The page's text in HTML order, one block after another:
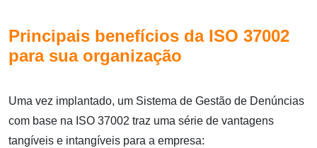
Principais benefícios da ISO 37002
para sua organização
Uma vez implantado, um Sistema de Gestão de Denúncias
com base na ISO 37002 traz uma série de vantagens
tangíveis e intangíveis para a empresa: